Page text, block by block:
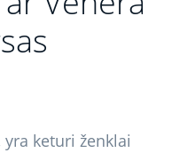
keturi ženklai